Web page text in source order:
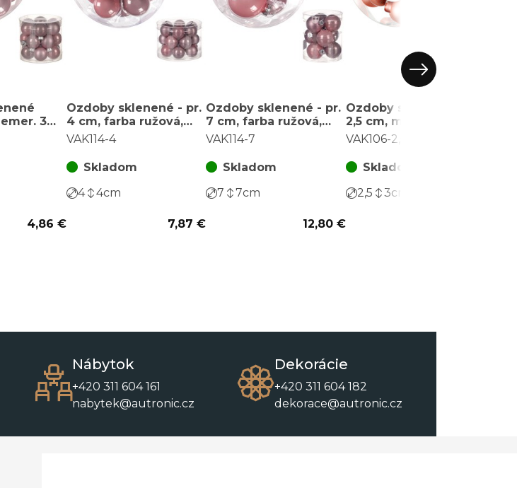
3
za 1
4,86 €
Ozdoby sklenené - pr.
4 cm, farba ružová,
cena za balenie (18 ks)
VAK114-4
Skladom
4
4cm
7,87 €
Ozdoby sklenené - pr.
7 cm, farba ružová,
cena za balenie (9 ks)
VAK114-7
Skladom
7
7cm
12,80 €
Ozdoby sklenené - pr.
2,5 cm, marhuľovo-
biele, cena za balenie
VAK106-2,5
Skladom
2,5
3cm
Nábytok
+420 311 604 161
nabytek@autronic.cz
Dekorácie
+420 311 604 182
dekorace@autronic.cz